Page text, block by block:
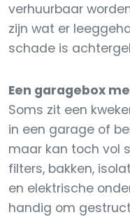
verhuurbaar
zijn wat er
schade is
Een garagebox
Soms zit een
in een garage of
maar kan toch vol
filters, bakken,
en elektrische
handig om